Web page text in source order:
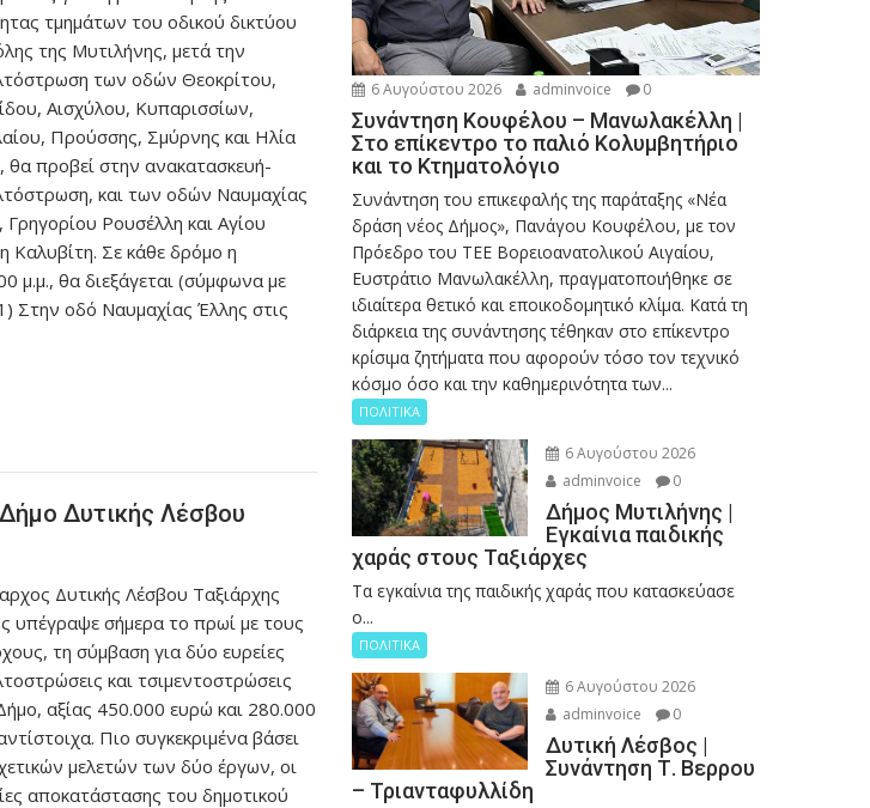
τμημάτων του οδικού δικτύου
της Μυτιλήνης, μετά την
των οδών Θεοκρίτου,
Αισχύλου, Κυπαρισσίων,
Προύσσης, Σμύρνης και Ηλία
θα προβεί στην ανακατασκευή-
και των οδών Ναυμαχίας
Γρηγορίου Ρουσέλλη και Αγίου
Καλυβίτη. Σε κάθε δρόμο η
μ.μ., θα διεξάγεται (σύμφωνα με
Στην οδό Ναυμαχίας Έλλης στις
Δυτικής Λέσβου
Δυτικής Λέσβου Ταξιάρχης
υπέγραψε σήμερα το πρωί με τους
τη σύμβαση για δύο ευρείες
και τσιμεντοστρώσεις
αξίας 450.000 ευρώ και 280.000
Πιο συγκεκριμένα βάσει
μελετών των δύο έργων, οι
αποκατάστασης του δημοτικού
6 Αυγούστου 2026 adminvoice 0
Συνάντηση Κουφέλου – Μανωλακέλλη |
Στο επίκεντρο το παλιό Κολυμβητήριο
και το Κτηματολόγιο
Συνάντηση του επικεφαλής της παράταξης «Νέα
δράση νέος Δήμος», Πανάγου Κουφέλου, με τον
Πρόεδρο του ΤΕΕ Βορειοανατολικού Αιγαίου,
Ευστράτιο Μανωλακέλλη, πραγματοποιήθηκε σε
ιδιαίτερα θετικό και εποικοδομητικό κλίμα. Κατά τη
διάρκεια της συνάντησης τέθηκαν στο επίκεντρο
κρίσιμα ζητήματα που αφορούν τόσο τον τεχνικό
κόσμο όσο και την καθημερινότητα των...
ΠΟΛΙΤΙΚΑ
6 Αυγούστου 2026
adminvoice
0
Δήμος Μυτιλήνης |
Εγκαίνια παιδικής
χαράς στους Ταξιάρχες
Tα εγκαίνια της παιδικής χαράς που κατασκεύασε
ο...
ΠΟΛΙΤΙΚΑ
6 Αυγούστου 2026
adminvoice
0
Δυτική Λέσβος |
Συνάντηση Τ. Βερρου
– Τριανταφυλλίδη